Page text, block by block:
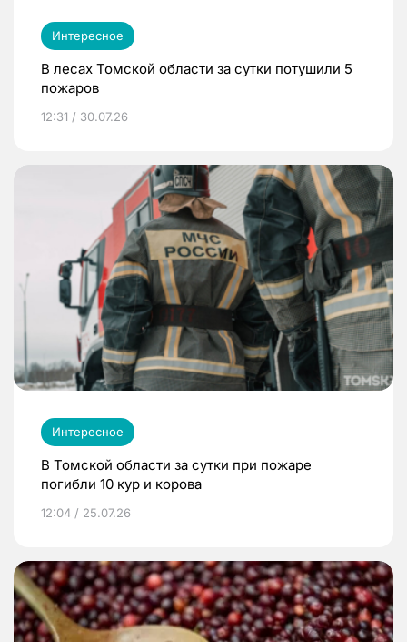
Интересное
В лесах Томской области за сутки потушили 5
пожаров
12:31 / 30.07.26
Интересное
В Томской области за сутки при пожаре
погибли 10 кур и корова
12:04 / 25.07.26